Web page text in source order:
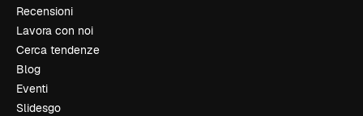
Recensioni
Lavora con noi
Cerca tendenze
Blog
Eventi
Slidesgo